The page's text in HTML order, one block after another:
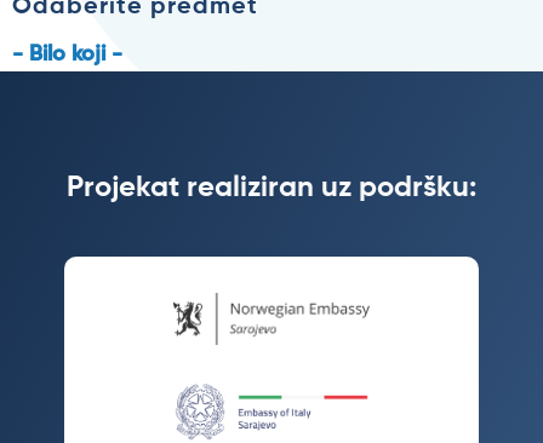
Odaberite predmet
- Bilo koji -
Projekat realiziran uz podršku: